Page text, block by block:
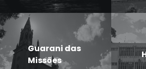
Guarani das
Missões